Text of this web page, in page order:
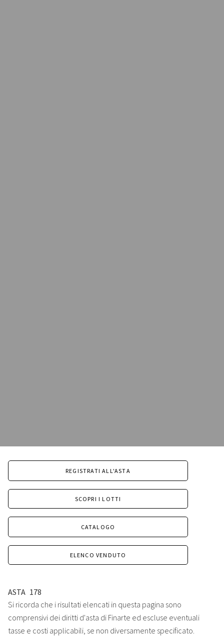
REGISTRATI ALL'ASTA
SCOPRI I LOTTI
CATALOGO
ELENCO VENDUTO
ASTA 178
Si ricorda che i risultati elencati in questa pagina sono
comprensivi dei diritti d'asta di Finarte ed escluse eventuali
tasse e costi applicabili, se non diversamente specificato.